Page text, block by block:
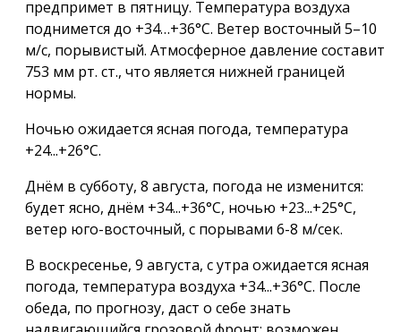
предпримет в пятницу. Температура воздуха
поднимется до +34…+36°С. Ветер восточный 5–10
м/с, порывистый. Атмосферное давление составит
753 мм рт. ст., что является нижней границей
нормы.
Ночью ожидается ясная погода, температура
+24...+26°С.
Днём в субботу, 8 августа, погода не изменится:
будет ясно, днём +34...+36°С, ночью +23...+25°С,
ветер юго-восточный, с порывами 6-8 м/сек.
В воскресенье, 9 августа, с утра ожидается ясная
погода, температура воздуха +34...+36°С. После
обеда, по прогнозу, даст о себе знать